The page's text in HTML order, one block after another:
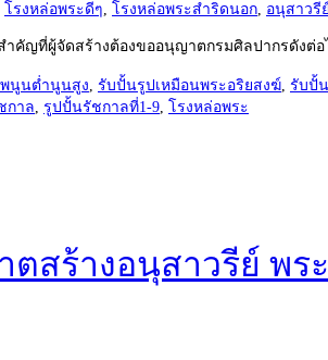
โรงหล่อพระดีๆ, โรงหล่อพระสำริดนอก, อนุสาวรี
คัญที่ผู้จัดสร้างต้องขออนุญาตกรมศิลปากรดังต่อ
นูนต่ำนูนสูง, รับปั้นรูปเหมือนพระอริยสงฆ์, รับปั้
กาล, รูปปั้นรัชกาลที่1-9, โรงหล่อพระ
สร้างอนุสาวรีย์ พร